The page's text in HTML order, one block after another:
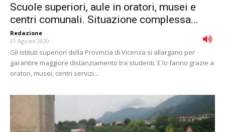
Scuole superiori, aule in oratori, musei e
centri comunali. Situazione complessa...
Redazione -
31 Agosto 2020
Gli istituti superiori della Provincia di Vicenza si allargano per
garantire maggiore distanziamento tra studenti. E lo fanno grazie a
oratori, musei, centri servizi...